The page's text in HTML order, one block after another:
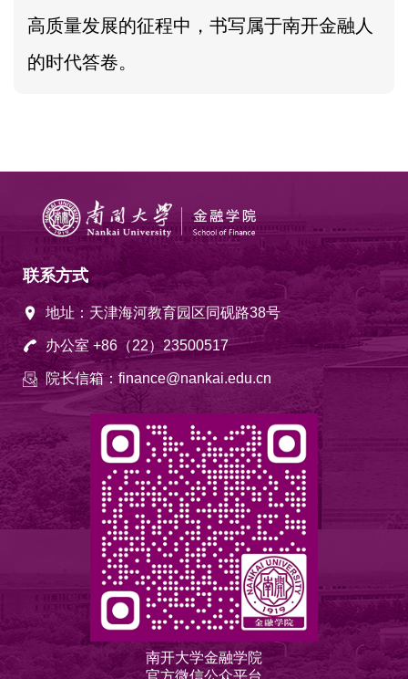
高质量发展的征程中，书写属于南开金融人
的时代答卷。
联系方式
地址：天津海河教育园区同砚路38号
办公室 +86（22）23500517
院长信箱：finance@nankai.edu.cn
南开大学金融学院